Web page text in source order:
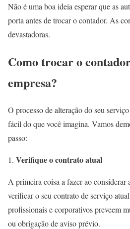
Não é uma boa ideia esperar que as
porta antes de trocar o contador. As
devastadoras.
Como trocar o
empresa?
O processo de alteração do seu
fácil do que você imagina. Vamos
passo:
Verifique o contrato atual
A primeira coisa a fazer ao considerar
verificar o seu contrato de serviço
profissionais e corporativos preveem
ou obrigação de aviso prévio.